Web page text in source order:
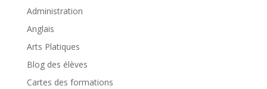
Administration
Anglais
Arts Platiques
Blog des élèves
Cartes des formations